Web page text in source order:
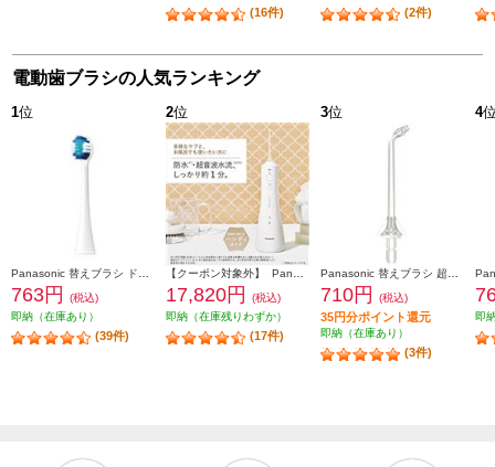
(16件) (2件)
電動歯ブラシの人気ランキング
1位
763円
(税込)
即納（在庫あり）
(39件)
2位
17,820円
(税込)
即納（在庫残りわずか）
(17件)
3位
710円 (税込)
35円分ポイント還元
即納（在庫あり）
(3件)
4
即